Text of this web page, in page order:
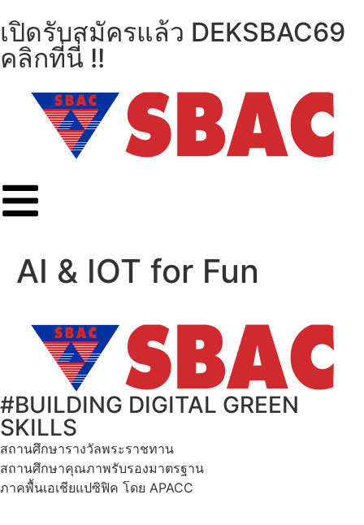
เปิดรับสมัครแล้ว DEKSBAC69
คลิกที่นี่ !!
AI & IOT for Fun
#BUILDING DIGITAL GREEN
SKILLS
สถานศึกษารางวัลพระราชทาน
สถานศึกษาคุณภาพรับรองมาตรฐาน
ภาคพื้นเอเชียแปซิฟิค โดย APACC